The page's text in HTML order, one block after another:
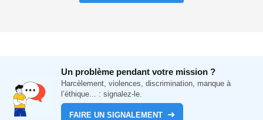
Un problème pendant votre mission ?
Harcèlement, violences, discrimination, manque à
l’éthique... : signalez-le.
FAIRE UN SIGNALEMENT